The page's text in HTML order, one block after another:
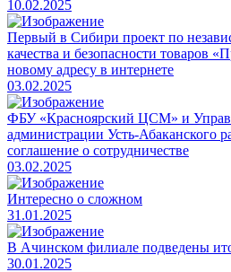
10.02.2025
Первый в Сибири проект по
качества и безопасности товаров
новому адресу в интернете
03.02.2025
ФБУ «Красноярский ЦСМ» и
администрации Усть-Абаканского
соглашение о сотрудничестве
03.02.2025
Интересно о сложном
31.01.2025
В Ачинском филиале подведены
30.01.2025